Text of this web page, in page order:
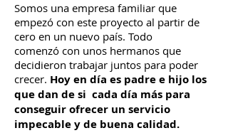
Somos una empresa familiar que
empezó con este proyecto al partir de
cero en un nuevo país. Todo
comenzó con unos hermanos que
decidieron trabajar juntos para poder
crecer. Hoy en día es padre e hijo los
que dan de si cada día más para
conseguir ofrecer un servicio
impecable y de buena calidad.